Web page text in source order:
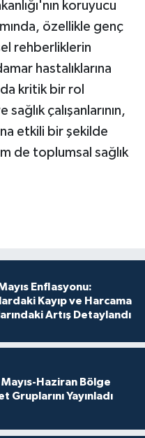
koruyucu
özellikle genç
rehberliklerin
hastalıklarına
kritik bir rol
çalışanlarının,
etkili bir şekilde
de toplumsal sağlık
Enflasyonu:
Kayıp ve Harcama
Artış Detaylandı
Haziran Bölge
Gruplarını Yayınladı